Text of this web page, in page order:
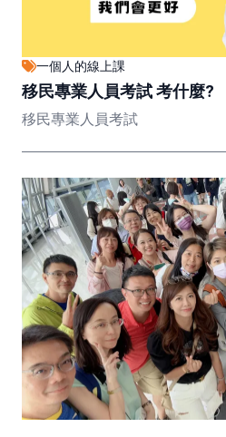
一個人的線上課
移民專業人員考試 考什麼?
移民專業人員考試